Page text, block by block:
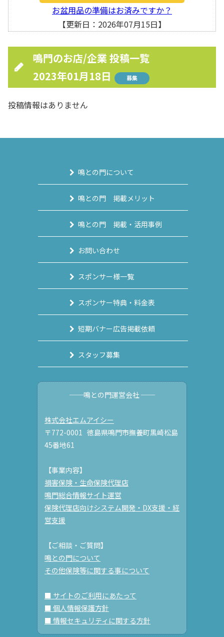
お盆用品の準備はお済みですか？
【更新日：2026年07月15日】
鳴門のお店/企業 投稿一覧
2023年01月18日
募集
投稿情報はありません
鳴との門について
鳴との門 掲載メリット
鳴との門 掲載・活用事例
お問い合わせ
スポンサー様一覧
スポンサー特典・料金表
短期バナー広告掲載依頼
スタッフ募集
──鳴との門運営会社 ──
株式会社エムアイシー
〒772-0001 徳島県鳴門市撫養町黒崎松島
45番地61
【事業内容】
損害保険・生命保険代理店
鳴門総合情報サイト運営
保険代理店向けシステム開発・DX支援・経
営支援
【ご相談・ご質問】
鳴との門について
その他保険等に関する事について
■ サイトのご利用にあたって
■ 個人情報保護方針
■ 情報セキュリティに関する方針